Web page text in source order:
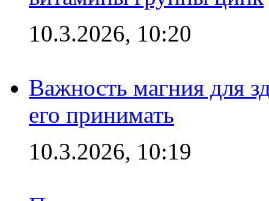
10.3.2026, 10:20
Важность магния для
его принимать
10.3.2026, 10:19